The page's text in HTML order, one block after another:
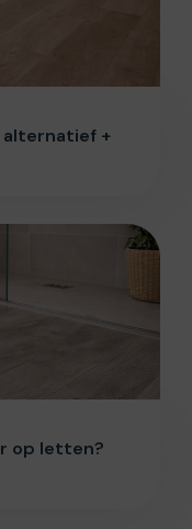
alternatief +
op letten?